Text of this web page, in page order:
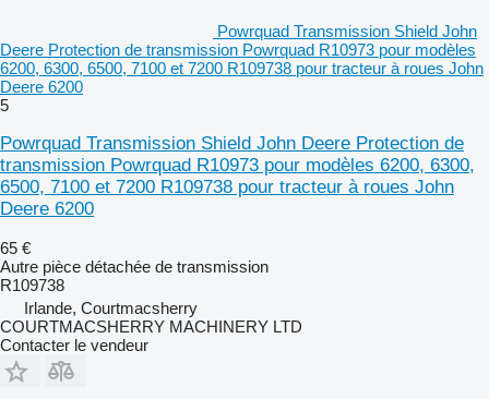
Powrquad Transmission Shield John
Deere Protection de transmission Powrquad R10973 pour modèles
6200, 6300, 6500, 7100 et 7200 R109738 pour tracteur à roues John
Deere 6200
5
Powrquad Transmission Shield John Deere Protection de
transmission Powrquad R10973 pour modèles 6200, 6300,
6500, 7100 et 7200 R109738 pour tracteur à roues John
Deere 6200
65 €
Autre pièce détachée de transmission
R109738
Irlande, Courtmacsherry
COURTMACSHERRY MACHINERY LTD
Contacter le vendeur